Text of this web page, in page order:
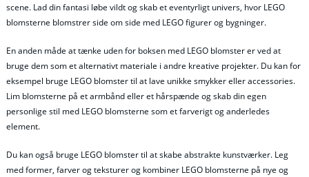
scene. Lad din fantasi løbe vildt og skab et eventyrligt univers, hvor LEGO
blomsterne blomstrer side om side med LEGO figurer og bygninger.
En anden måde at tænke uden for boksen med LEGO blomster er ved at
bruge dem som et alternativt materiale i andre kreative projekter. Du kan for
eksempel bruge LEGO blomster til at lave unikke smykker eller accessories.
Lim blomsterne på et armbånd eller et hårspænde og skab din egen
personlige stil med LEGO blomsterne som et farverigt og anderledes
element.
Du kan også bruge LEGO blomster til at skabe abstrakte kunstværker. Leg
med former, farver og teksturer og kombiner LEGO blomsterne på nye og